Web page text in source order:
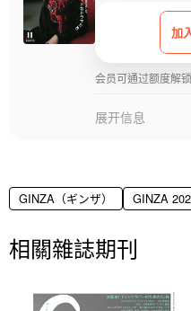
加
会员可通过额度解
展开信息
GINZA（ギンザ） GINZA
相關雜誌期刊